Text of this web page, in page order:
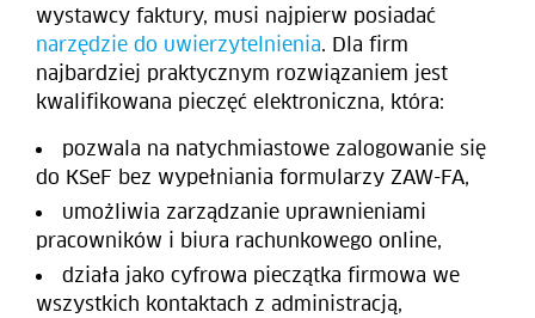
wystawcy faktury, musi najpierw posiadać
narzędzie do uwierzytelnienia. Dla firm
najbardziej praktycznym rozwiązaniem jest
kwalifikowana pieczęć elektroniczna, która:
pozwala na natychmiastowe zalogowanie się
do KSeF bez wypełniania formularzy ZAW-FA,
umożliwia zarządzanie uprawnieniami
pracowników i biura rachunkowego online,
działa jako cyfrowa pieczątka firmowa we
wszystkich kontaktach z administracją,